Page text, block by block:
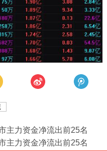
主力资金净流出前25名
主力资金净流出前25名